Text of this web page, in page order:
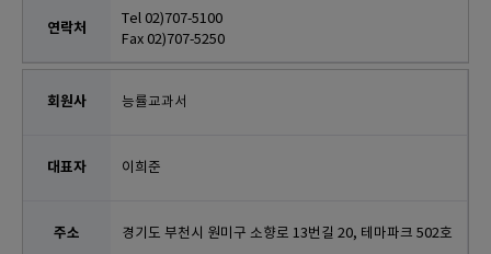
Tel 02)707-5100
Fax 02)707-5250
능률교과서
이희준
경기도 부천시 원미구 소향로 13번길 20, 테마파크 502호